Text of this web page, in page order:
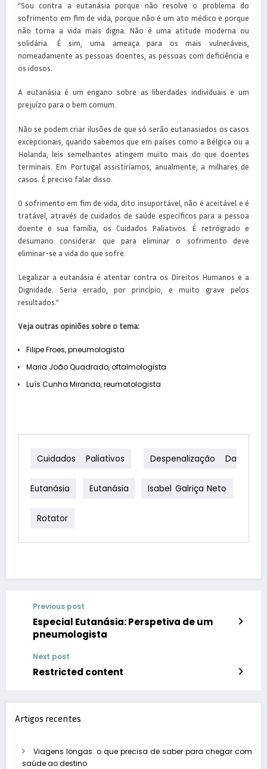
“Sou contra a eutanásia porque não resolve o problema do
sofrimento em fim de vida, porque não é um ato médico e porque
não torna a vida mais digna. Não é uma atitude moderna ou
solidária. É sim, uma ameaça para os mais vulneráveis,
nomeadamente as pessoas doentes, as pessoas com deficiência e
os idosos.
A eutanásia é um engano sobre as liberdades individuais e um
prejuízo para o bem comum.
Não se podem criar ilusões de que só serão eutanasiados os casos
excepcionais, quando sabemos que em países como a Bélgica ou a
Holanda, leis semelhantes atingem muito mais do que doentes
terminais. Em Portugal assistiríamos, anualmente, a milhares de
casos. É preciso falar disso.
O sofrimento em fim de vida, dito insuportável, não é aceitável e é
tratável, através de cuidados de saúde específicos para a pessoa
doente e sua família, os Cuidados Paliativos. É retrógrado e
desumano considerar que para eliminar o sofrimento deve
eliminar-se a vida do que sofre.
Legalizar a eutanásia é atentar contra os Direitos Humanos e a
Dignidade. Seria errado, por princípio, e muito grave pelos
resultados.”
Veja outras opiniões sobre o tema:
Filipe Froes, pneumologista
Maria João Quadrado, oftalmologista
Luís Cunha Miranda, reumatologista
Cuidados Paliativos Despenalização Da
Eutanásia Eutanásia Isabel Galriça Neto
Rotator
Previous post
Especial Eutanásia: Perspetiva de um
pneumologista
Next post
Restricted content
Artigos recentes
Viagens longas: o que precisa de saber para chegar com
saúde ao destino